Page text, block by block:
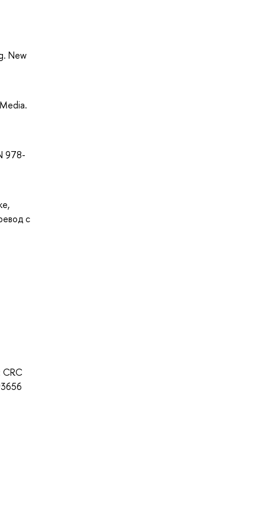
New
978-
с
CRC